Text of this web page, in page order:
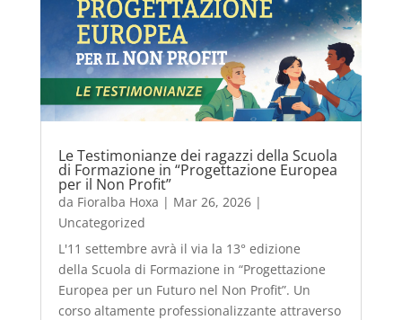
Le Testimonianze dei ragazzi della Scuola
di Formazione in “Progettazione Europea
per il Non Profit”
da Fioralba Hoxa | Mar 26, 2026|
Uncategorized
L'11 settembre avrà il via la 13° edizione
della Scuola di Formazione in “Progettazione
Europea per un Futuro nel Non Profit”. Un
corso altamente professionalizzante attraverso